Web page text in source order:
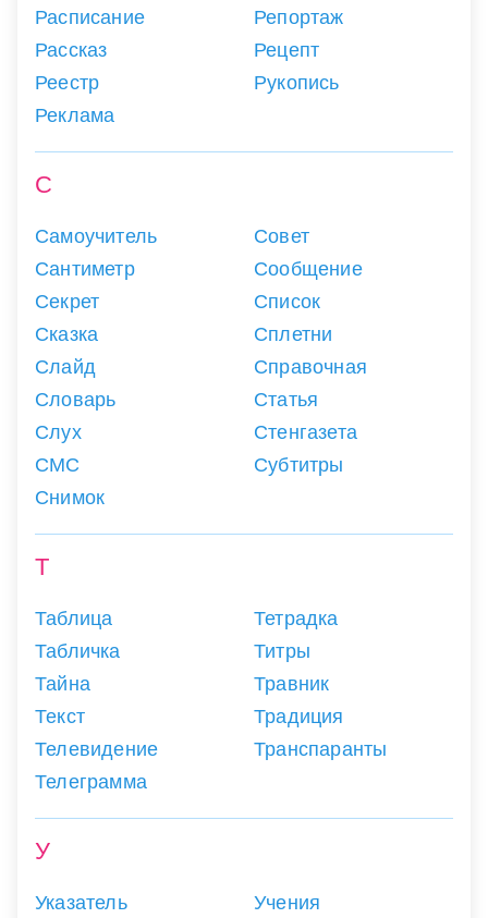
Расписание
Рассказ
Реестр
Реклама
Репортаж
Рецепт
Рукопись
С
Самоучитель
Сантиметр
Секрет
Сказка
Слайд
Словарь
Слух
СМС
Снимок
Совет
Сообщение
Список
Сплетни
Справочная
Статья
Стенгазета
Субтитры
Т
Таблица
Табличка
Тайна
Текст
Телевидение
Телеграмма
Тетрадка
Титры
Травник
Традиция
Транспаранты
У
Указатель Учения